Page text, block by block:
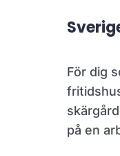
För dig
på en